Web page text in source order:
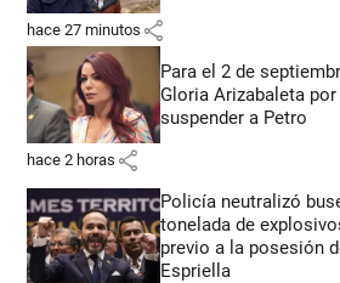
hace 27 minutos share
Para el 2 de
Gloria Arizabaleta
suspender a Petro
hace 2 horas share
Policía neutralizó
tonelada de
previo a la posesión
Espriella